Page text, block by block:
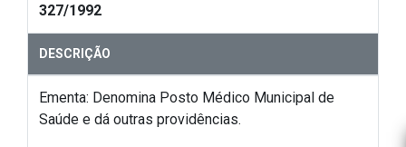
327/1992
DESCRIÇÃO
Ementa: Denomina Posto Médico Municipal de
Saúde e dá outras providências.